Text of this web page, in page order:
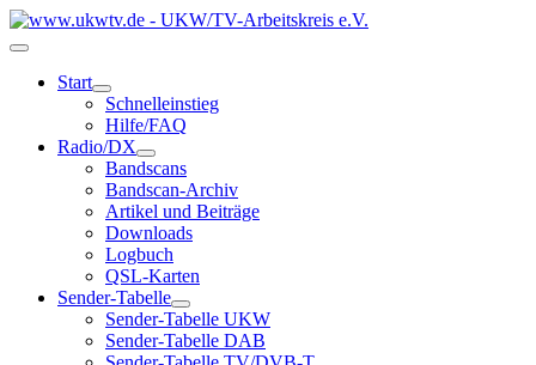
Start
Schnelleinstieg
Hilfe/FAQ
Radio/DX
Bandscans
Bandscan-Archiv
Artikel und Beiträge
Downloads
Logbuch
QSL-Karten
Sender-Tabelle
Sender-Tabelle UKW
Sender-Tabelle DAB